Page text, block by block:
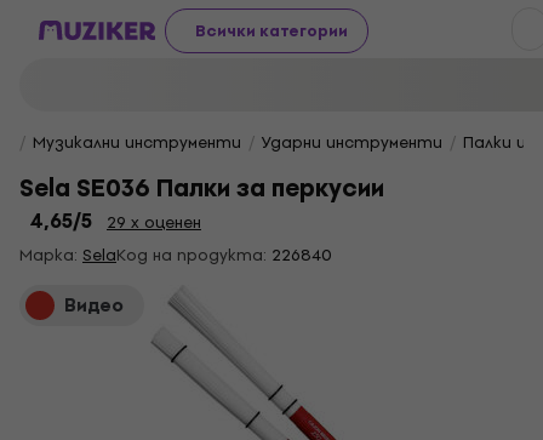
Всички категории
Музикални инструменти Ударни инструменти Палки и
Sela SE036 Палки за перкусии
4,65/5
29 x оценен
Марка: SelaКод на продукта: 226840
Видео